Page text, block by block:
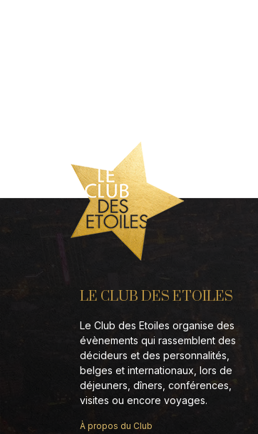
LE CLUB DES ETOILES
Le Club des Etoiles organise des
évènements qui rassemblent des
décideurs et des personnalités,
belges et internationaux, lors de
déjeuners, dîners, conférences,
visites ou encore voyages.
À propos du Club